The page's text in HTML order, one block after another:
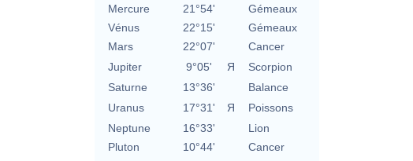
Mercure
21°54'
Gémeaux
Vénus
22°15'
Gémeaux
Mars
22°07'
Cancer
Jupiter
9°05' Я
Scorpion
Saturne
13°36'
Balance
Uranus
17°31' Я
Poissons
Neptune
16°33'
Lion
Pluton
10°44'
Cancer